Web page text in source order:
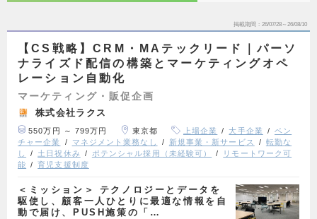
掲載期間 26/07/28～26/08/10
【CS戦略】CRM・MAテックリード｜パーソ
ナライズド配信の構築とマーケティングオペ
レーション自動化
マーケティング・販促企画
株式会社ラクス
550万円 ～ 799万円 東京都 上場企業 大手企業
ベン
チャー企業
マネジメント業務なし 新規事業・新サービス
転勤な
し
土日祝休み ポテンシャル採用（未経験可）
リモートワーク可
能
育児支援制度
＜ミッション＞ テクノロジーとデータを
駆使し、顧客一人ひとりに最適な情報を自
動で届け、PUSH施策の「…